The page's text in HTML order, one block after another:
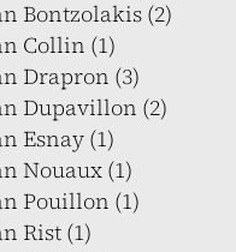
Bontzolakis (2)
Collin (1)
Drapron (3)
Dupavillon (2)
Esnay (1)
Nouaux (1)
Pouillon (1)
Rist (1)